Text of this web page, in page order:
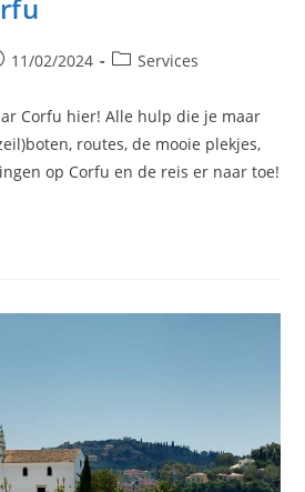
11/02/2024 Berichtcategorie:
Services
Corfu hier! Alle hulp die je maar
routes, de mooie plekjes,
op Corfu en de reis er naar toe!